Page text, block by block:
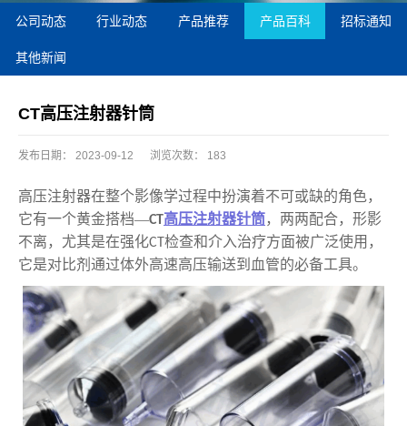
公司动态 行业动态 产品推荐 产品百科 招标通知
其他新闻
CT高压注射器针筒
发布日期： 2023-09-12 浏览次数： 183
高压注射器在整个影像学过程中扮演着不可或缺的角色，
它有一个黄金搭档—CT高压注射器针筒 ， 两两配合，形影
不离，尤其是在强化CT检查和介入治疗方面被广泛使用，
它是对比剂通过体外高速高压输送到血管的必备工具。